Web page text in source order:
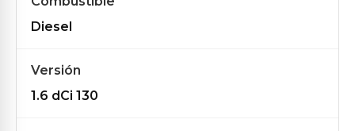
Diesel
Versión
1.6 dCi 130